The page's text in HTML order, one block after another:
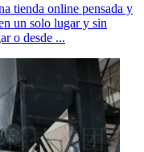
tienda online pensada y
un solo lugar y sin
o desde ...